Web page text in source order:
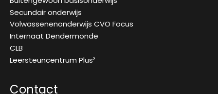
Secundair onderwijs
Volwassenenonderwijs CVO Focus
Internaat Dendermonde
CLB
Leersteuncentrum Plus²
Contact